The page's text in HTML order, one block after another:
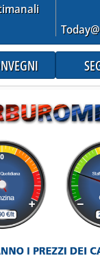
e ipotesi finali
Today@